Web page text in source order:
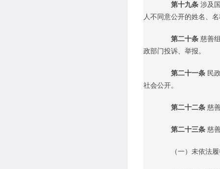
第十九条 涉及
人不同意公开的姓名、
第二十条 慈善
政部门投诉、举报。
第二十一条 民
社会公开。
第二十二条 慈
第二十三条 慈
（一）未依法履